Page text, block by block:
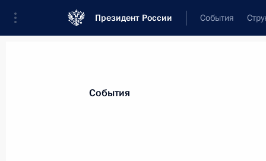
Президент России События
События